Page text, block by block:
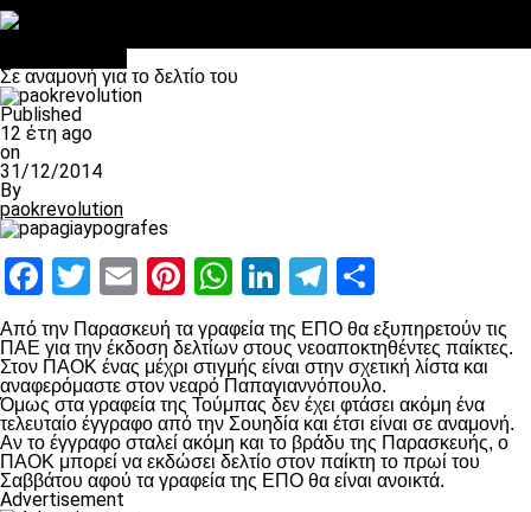
Σε αναμονή για το δελτίο του
Published
12 έτη ago
on
31/12/2014
By
paokrevolution
Facebook
Twitter
EmailPinterest
WhatsApp
LinkedIn
Telegram
Από την Παρασκευή τα γραφεία της ΕΠΟ θα εξυπηρετούν τις
ΠΑΕ για την έκδοση δελτίων στους νεοαποκτηθέντες παίκτες.
Στον ΠΑΟΚ ένας μέχρι στιγμής είναι στην σχετική λίστα και
αναφερόμαστε στον νεαρό Παπαγιαννόπουλο.
Όμως στα γραφεία της Τούμπας δεν έχει φτάσει ακόμη ένα
τελευταίο έγγραφο από την Σουηδία και έτσι είναι σε αναμονή.
Αν το έγγραφο σταλεί ακόμη και το βράδυ της Παρασκευής, ο
ΠΑΟΚ μπορεί να εκδώσει δελτίο στον παίκτη το πρωί του
Σαββάτου αφού τα γραφεία της ΕΠΟ θα είναι ανοικτά.
Advertisement